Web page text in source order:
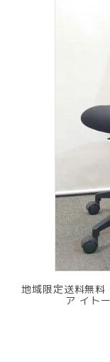
地域限定送料無
ア イト